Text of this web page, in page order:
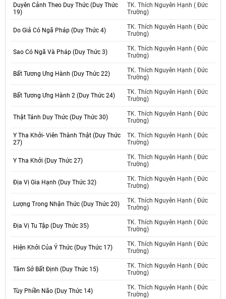
Duyên Cảnh Theo Duy Thức (Duy Thức
19)
TK. Thích Nguyên Hạnh ( Đức
Trường)
Do Giả Có Ngã Pháp (Duy Thức 4)
TK. Thích Nguyên Hạnh ( Đức
Trường)
Sao Có Ngã Và Pháp (Duy Thức 3)
TK. Thích Nguyên Hạnh ( Đức
Trường)
Bất Tương Ưng Hành (Duy Thức 22)
TK. Thích Nguyên Hạnh ( Đức
Trường)
Bất Tương Ưng Hành 2 (Duy Thức 24)
TK. Thích Nguyên Hạnh ( Đức
Trường)
Thật Tánh Duy Thức (Duy Thức 30)
TK. Thích Nguyên Hạnh ( Đức
Trường)
Y Tha Khởi- Viên Thành Thật (Duy Thức
27)
TK. Thích Nguyên Hạnh ( Đức
Trường)
Y Tha Khởi (Duy Thức 27)
TK. Thích Nguyên Hạnh ( Đức
Trường)
Địa Vị Gia Hạnh (Duy Thức 32)
TK. Thích Nguyên Hạnh ( Đức
Trường)
Lượng Trong Nhận Thức (Duy Thức 20)
TK. Thích Nguyên Hạnh ( Đức
Trường)
Địa Vị Tu Tập (Duy Thức 35)
TK. Thích Nguyên Hạnh ( Đức
Trường)
Hiện Khởi Của Ý Thức (Duy Thức 17)
TK. Thích Nguyên Hạnh ( Đức
Trường)
Tâm Sở Bất Định (Duy Thức 15)
TK. Thích Nguyên Hạnh ( Đức
Trường)
Tùy Phiền Não (Duy Thức 14)
TK. Thích Nguyên Hạnh ( Đức
Trường)